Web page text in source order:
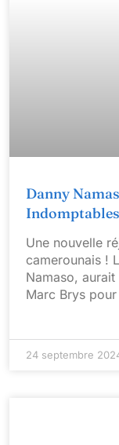
Danny
Indomptables
Une nouvelle
camerounais !
Namaso,
Marc Brys
24 septembre